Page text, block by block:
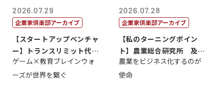
2026.07.29
企業家倶楽部アーカイブ
【スタートアップベンチャ
ー】トランスリミット代表
取締役社長 ...
ゲーム×教育ブレインウォ
ーズが世界を繋ぐ
2026.07.28
企業家倶楽部アーカイブ
【私のターニングポイン
ト】農業総合研究所 及川
智正
農業をビジネス化するのが
使命